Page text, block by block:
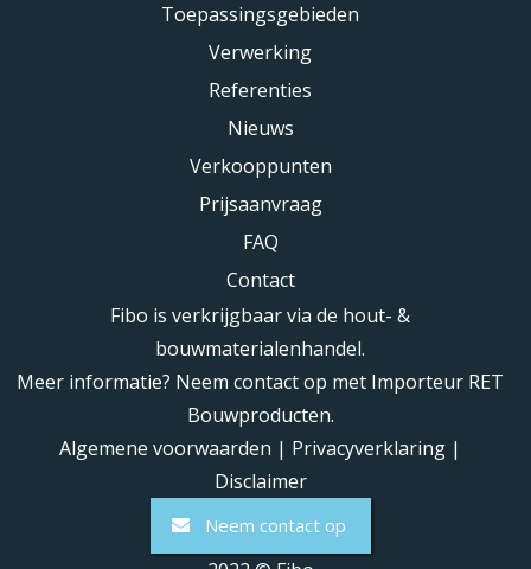
Toepassingsgebieden
Verwerking
Referenties
Nieuws
Verkooppunten
Prijsaanvraag
FAQ
Contact
Fibo is verkrijgbaar via de hout- &
bouwmaterialenhandel.
Meer informatie? Neem contact op met Importeur RET
Bouwproducten.
Algemene voorwaarden | Privacyverklaring |
Disclaimer
Neem contact op